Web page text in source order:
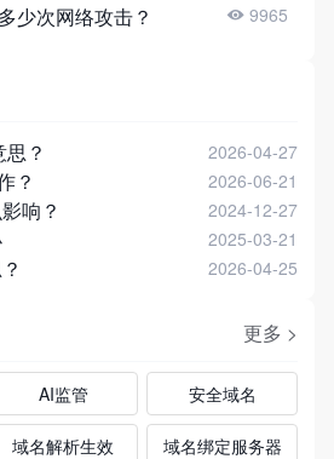
少次网络攻击？ 9965
？ 2026-04-27
？ 2026-06-21
响？ 2024-12-27
2025-03-21
2026-04-25
更多 >
AI监管 安全域名
域名解析生效 域名绑定服务器